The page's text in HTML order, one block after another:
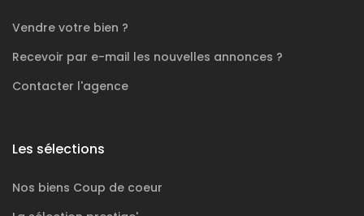
Vendre votre bien ?
Recevoir par e-mail les nouvelles annonces ?
Contacter l'agence
Les sélections
Nos biens Coup de coeur